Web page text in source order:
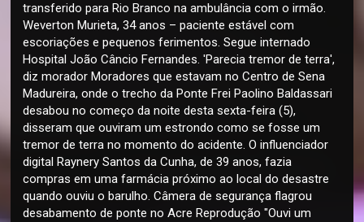
transferido para Rio Branco na ambulância com o irmão.
Weverton Murieta, 34 anos – paciente estável com
escoriações e pequenos ferimentos. Segue internado
Hospital João Câncio Fernandes. 'Parecia tremor de terra',
diz morador Moradores que estavam no Centro de Sena
Madureira, onde o trecho da Ponte Frei Paolino Baldassari
desabou no começo da noite desta sexta-feira (5),
disseram que ouviram um estrondo como se fosse um
tremor de terra no momento do acidente. O influenciador
digital Raynery Santos da Cunha, de 39 anos, fazia
compras em uma farmácia próximo ao local do desastre
quando ouviu o barulho. Câmera de segurança flagrou
desabamento de ponte no Acre Reprodução "Ouvi um